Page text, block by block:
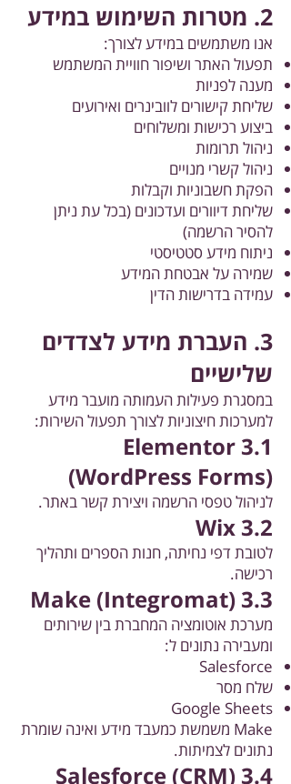
2. מטרות השימוש במידע
אנו משתמשים במידע לצורך:
תפעול האתר ושיפור חוויית המשתמש
מענה לפניות
שליחת קישורים לוובינרים ואירועים
ביצוע רכישות ומשלוחים
ניהול תרומות
ניהול קשרי מנויים
הפקת חשבוניות וקבלות
שליחת דיוורים ועדכונים (בכל עת ניתן
להסיר הרשמה)
ניתוח מידע סטטיסטי
שמירה על אבטחת המידע
עמידה בדרישות הדין
3. העברת מידע לצדדים
שלישיים
במסגרת פעילות העמותה מועבר מידע
למערכות חיצוניות לצורך תפעול השירות:
3.1 Elementor
(WordPress Forms)
לניהול טפסי הרשמה ויצירת קשר באתר.
3.2 Wix
לטובת דפי נחיתה, חנות הספרים ותהליך
רכישה.
3.3 Make (Integromat)
מערכת אוטומציה המחברת בין שירותים
ומעבירה נתונים ל:
Salesforce
שלח מסר
Google Sheets
Make משמשת כמעבד מידע ואינה שומרת
נתונים לצמיתות.
3.4 Salesforce (CRM)